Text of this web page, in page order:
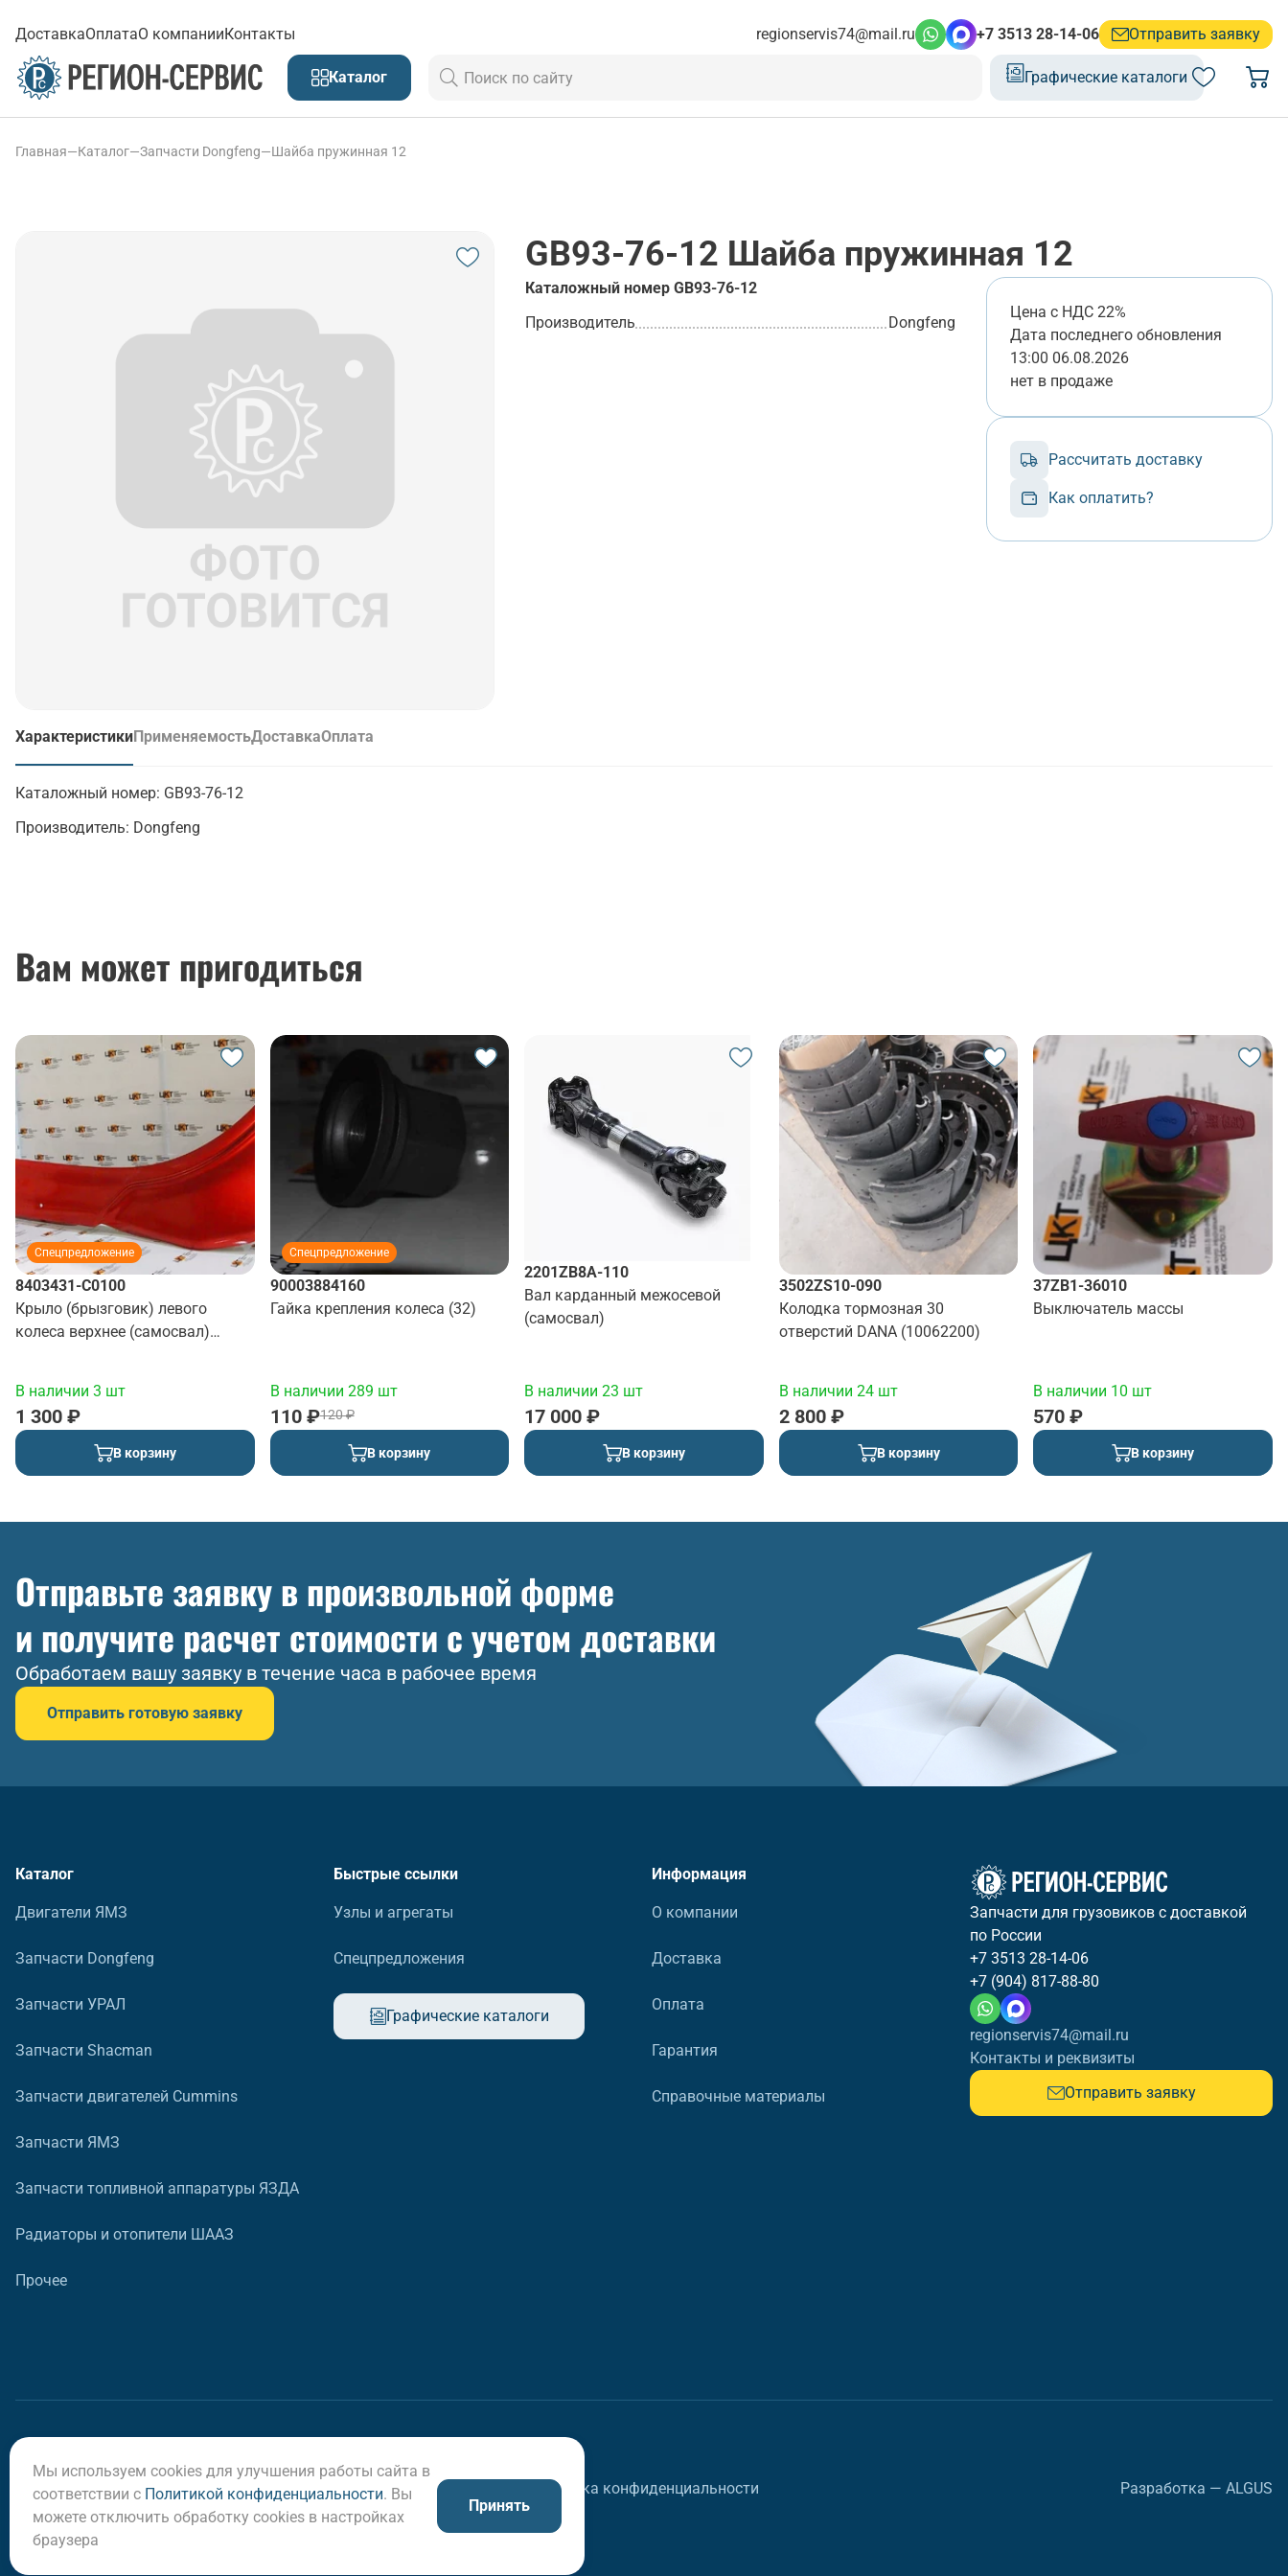
ДоставкаОплатаО компанииКонтакты regionservis74@mail.ru +7 3513 28-14-06 Отправить заявку
Каталог Графические каталоги
Главная—Каталог—Запчасти Dongfeng—Шайба пружинная 12
GB93-76-12 Шайба пружинная 12
Каталожный номер GB93-76-12
Производитель
Dongfeng
Цена с НДС 22%
Дата последнего обновления
13:00 06.08.2026
нет в продаже
Рассчитать доставку
Как оплатить?
Характеристики
(активная вкладка)
ПрименяемостьДоставкаОплата
Каталожный номер: GB93-76-12
Производитель: Dongfeng
Вам может пригодиться
Спецпредложение
8403431-C0100
Крыло (брызговик) левого
колеса верхнее (самосвал)
В наличии 3 шт
1 300 ₽
В корзину
Спецпредложение
90003884160
Гайка крепления колеса (32)
В наличии 289 шт
120 ₽
110 ₽
В корзину
2201ZB8A-110
Вал карданный межосевой
(самосвал)
В наличии 23 шт
17 000 ₽
В корзину
3502ZS10-090
Колодка тормозная 30
отверстий DANA (10062200)
В наличии 24 шт
2 800 ₽
В корзину
37ZB1-36010
Выключатель массы
В наличии 10 шт
570 ₽
В корзину
Отправьте заявку в произвольной форме
и получите расчет стоимости с учетом доставки
Обработаем вашу заявку в течение часа в рабочее время
Отправить готовую заявку
Каталог
Двигатели ЯМЗ
Запчасти Dongfeng
Запчасти УРАЛ
Запчасти Shacman
Запчасти двигателей Cummins
Запчасти ЯМЗ
Запчасти топливной аппаратуры ЯЗДА
Радиаторы и отопители ШААЗ
Прочее
Быстрые ссылки
Узлы и агрегаты
Спецпредложения
Графические каталоги
Информация
О компании
Доставка
Оплата
Гарантия
Справочные материалы
Запчасти для грузовиков с доставкой
по России
+7 3513 28-14-06
+7 (904) 817-88-80
regionservis74@mail.ru
Контакты и реквизиты
Отправить заявку
© ООО «Регион-Сервис», 2026 Политика конфиденциальности Разработка — ALGUS
Мы используем cookies для улучшения работы сайта в
соответствии с Политикой конфиденциальности. Вы
можете отключить обработку cookies в настройках
браузера
Принять